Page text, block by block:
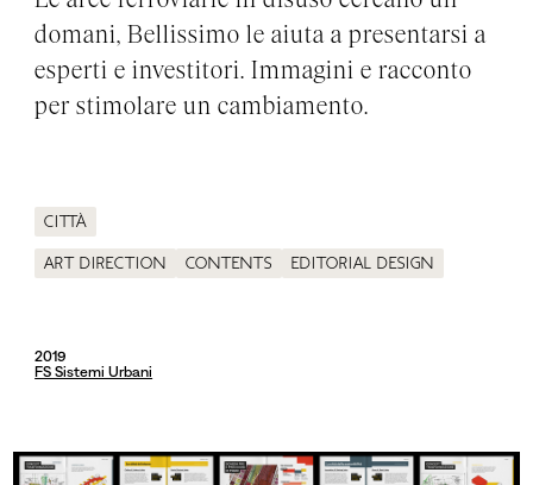
Città
Art direction Contents Editorial design
2019
FS Sistemi Urbani
domani, Bellissimo le aiuta a presentarsi a
esperti e investitori. Immagini e racconto
per stimolare un cambiamento.